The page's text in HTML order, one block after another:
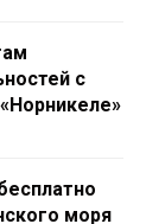
с
моря